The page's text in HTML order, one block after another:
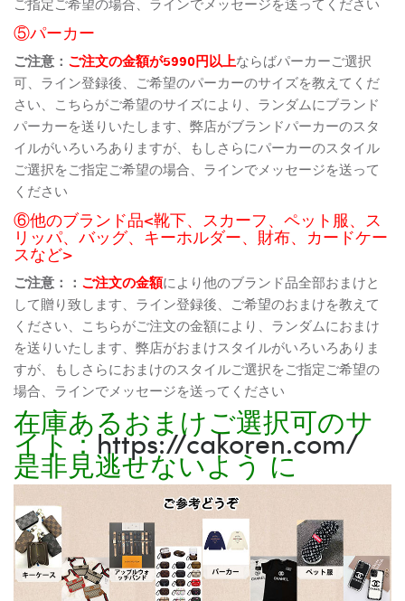
⑤パーカー
ご注意： ご注文の金額が5990円以上ならばパーカーご選択
可、ライン登録後、ご希望のパーカーのサイズを教えてくだ
さい、こちらがご希望のサイズにより、ランダムにブランド
パーカーを送りいたします、弊店がブランドパーカーのスタ
イルがいろいろありますが、もしさらにパーカーのスタイル
ご選択をご指定ご希望の場合、ラインでメッセージを送って
ください
⑥他のブランド品<靴下、スカーフ、ペット服、ス
リッパ、バッグ、キーホルダー、財布、カードケー
スなど>
ご注意：： ご注文の金額により他のブランド品全部おまけと
して贈り致します、ライン登録後、ご希望のおまけを教えて
ください、こちらがご注文の金額により、ランダムにおまけ
を送りいたします、弊店がおまけスタイルがいろいろありま
すが、もしさらにおまけのスタイルご選択をご指定ご希望の
場合、ラインでメッセージを送ってください
在庫あるおまけご選択可のサ
イト：https://cakoren.com/
是非見逃せないよう に